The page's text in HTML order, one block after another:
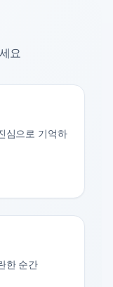
요
심으로 기억하
한 순간